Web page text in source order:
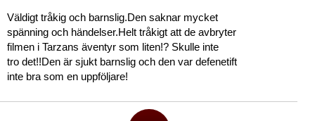
Väldigt tråkig och barnslig.Den saknar mycket
spänning och händelser.Helt tråkigt att de avbryter
filmen i Tarzans äventyr som liten!? Skulle inte
tro det!!Den är sjukt barnslig och den var defenetift
inte bra som en uppföljare!